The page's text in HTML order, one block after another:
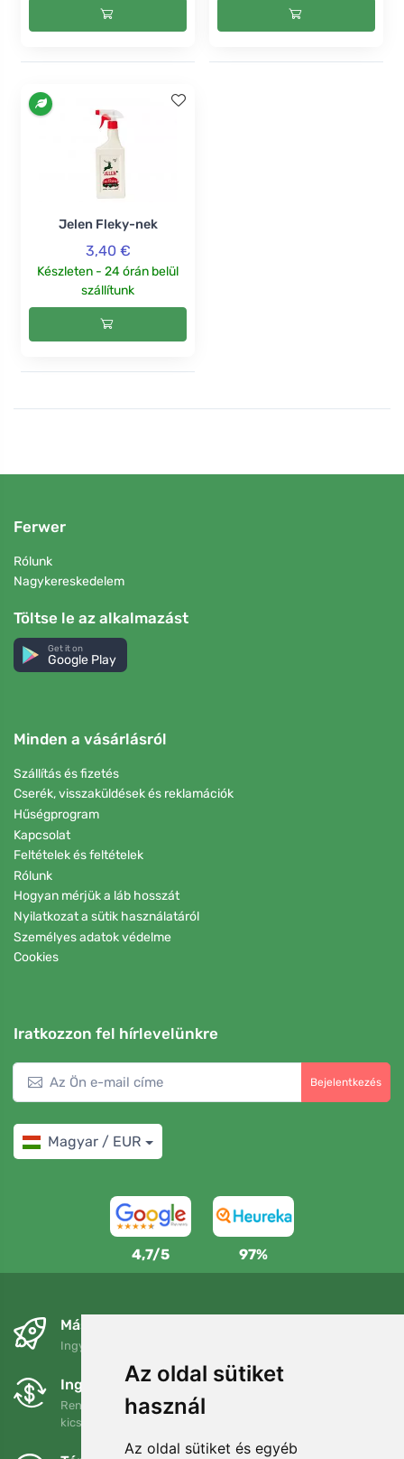
Az oldal sütiket
használ
Az oldal sütiket és egyéb
Jelen Fleky-nek
3,40 €
Készleten - 24 órán belül
szállítunk
Ferwer
Rólunk
Nagykereskedelem
Töltse le az alkalmazást
Get it on
Google Play
Minden a vásárlásról
Szállítás és fizetés
Cserék, visszaküldések és reklamációk
Hűségprogram
Kapcsolat
Feltételek és feltételek
Rólunk
Hogyan mérjük a láb hosszát
Nyilatkozat a sütik használatáról
Személyes adatok védelme
Cookies
Iratkozzon fel hírlevelünkre
Bejelentkezés
Magyar / EUR
4,7/5 97%
Másnapra és ingyenesen
Ingyenes szállítás a következő összeg felett: 80 EUR
Ingyenes csere és visszaküldés
Rendelését 90 napon belül bármikor visszaküldheti vagy
kicserélheti.